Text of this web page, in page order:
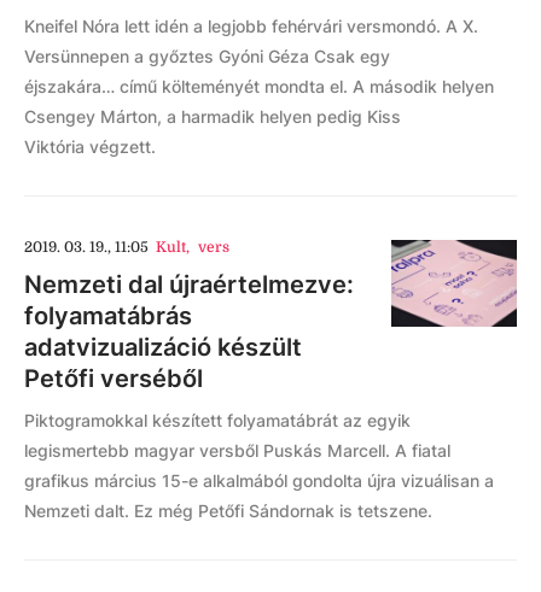
Kneifel Nóra lett idén a legjobb fehérvári versmondó. A X.
Versünnepen a győztes Gyóni Géza Csak egy
éjszakára… című költeményét mondta el. A második helyen
Csengey Márton, a harmadik helyen pedig Kiss
Viktória végzett.
2019. 03. 19., 11:05 Kult, vers
Nemzeti dal újraértelmezve:
folyamatábrás
adatvizualizáció készült
Petőfi verséből
Piktogramokkal készített folyamatábrát az egyik
legismertebb magyar versből Puskás Marcell. A fiatal
grafikus március 15-e alkalmából gondolta újra vizuálisan a
Nemzeti dalt. Ez még Petőfi Sándornak is tetszene.